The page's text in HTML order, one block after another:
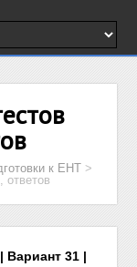
к ЕНТ >
ответов
Вариант 31 |